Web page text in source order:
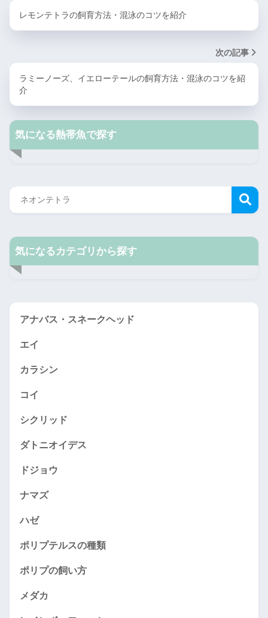
レモンテトラの飼育方法・混泳のコツを紹介
次の記事
ラミーノーズ、イエローテールの飼育方法・混泳のコツを紹
介
気になる熱帯魚で探す
気になるカテゴリから探す
アナバス・スネークヘッド
エイ
カラシン
コイ
シクリッド
ダトニオイデス
ドジョウ
ナマズ
ハゼ
ポリプテルスの種類
ポリプの飼い方
メダカ